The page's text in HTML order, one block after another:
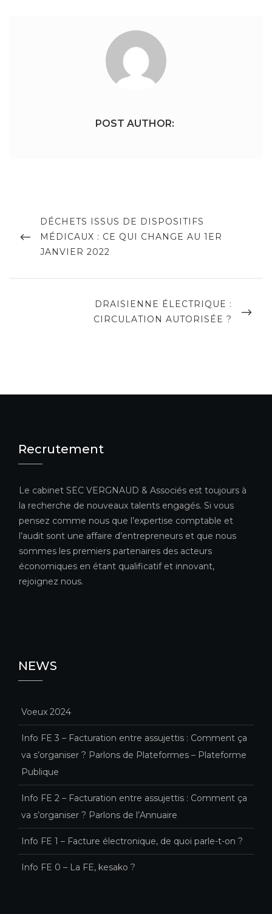
POST AUTHOR:
l’article
PREVIOUS
POST
DÉCHETS ISSUS DE DISPOSITIFS
MÉDICAUX : CE QUI CHANGE AU 1ER
JANVIER 2022
NEXT
POST
DRAISIENNE ÉLECTRIQUE :
CIRCULATION AUTORISÉE ?
Recrutement
Le cabinet SEC VERGNAUD & Associés est toujours à
la recherche de nouveaux talents engagés. Si vous
pensez comme nous que l’expertise comptable et
l’audit sont une affaire d’entrepreneurs et que nous
sommes les premiers partenaires des acteurs
économiques en étant qualificatif et innovant,
rejoignez nous.
NEWS
Voeux 2024
Info FE 3 – Facturation entre assujettis : Comment ça
va s’organiser ? Parlons de Plateformes – Plateforme
Publique
Info FE 2 – Facturation entre assujettis : Comment ça
va s’organiser ? Parlons de l’Annuaire
Info FE 1 – Facture électronique, de quoi parle-t-on ?
Info FE 0 – La FE, kesako ?